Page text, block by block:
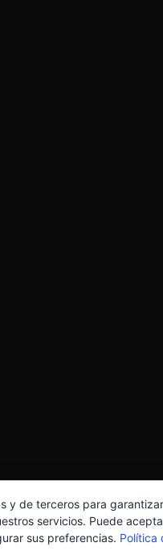
y de terceros para
servicios. Puede
sus preferencias. Política